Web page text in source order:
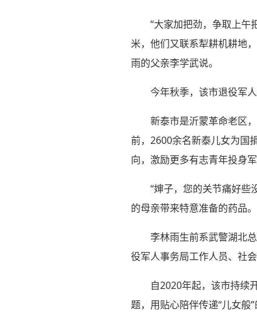
“大家加把劲，争取上午
米，他们又联系犁耕机耕地
雨的父亲李学武说。
今年秋季，该市退役军
新泰市是沂蒙革命老区
前，2600余名新泰儿女为国
向，激励更多有志青年投身军
“婶子，您的关节痛好些
的母亲带来特意准备的药品。
李林雨生前系武警湖北
役军人事务局工作人员、社
自2020年起，该市持续
题，用贴心陪伴传递“儿女般”